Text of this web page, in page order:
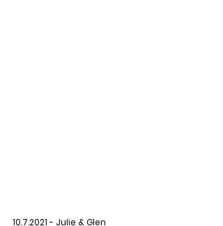
10.7.2021 - Julie & Glen